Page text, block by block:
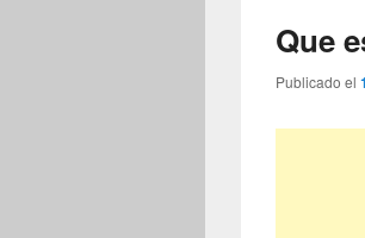
Que
Publicado el